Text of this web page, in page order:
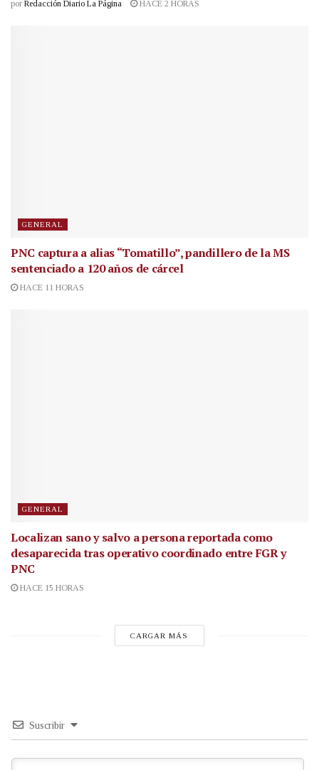
por Redacción Diario La Página HACE 2 HORAS
GENERAL
PNC captura a alias “Tomatillo”, pandillero de la MS
sentenciado a 120 años de cárcel
HACE 11 HORAS
GENERAL
Localizan sano y salvo a persona reportada como
desaparecida tras operativo coordinado entre FGR y
PNC
HACE 15 HORAS
CARGAR MÁS
Suscribir